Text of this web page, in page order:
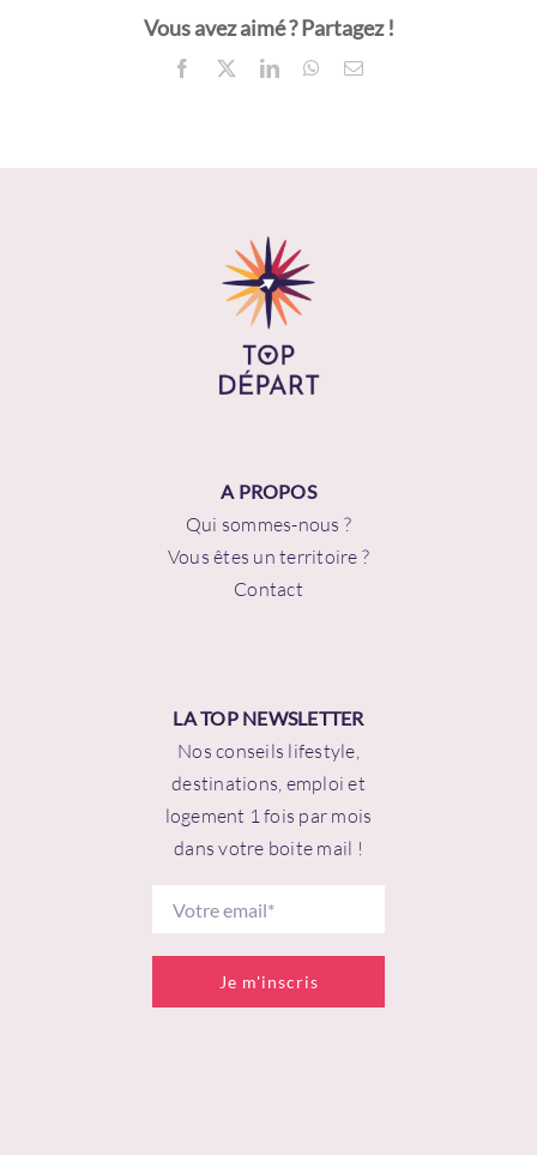
Vous avez aimé ? Partagez !
Facebook
X LinkedInWhatsApp
Email
A PROPOS
Qui sommes-nous ?
Vous êtes un territoire ?
Contact
LA TOP NEWSLETTER
Nos conseils lifestyle,
destinations, emploi et
logement 1 fois par mois
dans votre boite mail !
Je m'inscris